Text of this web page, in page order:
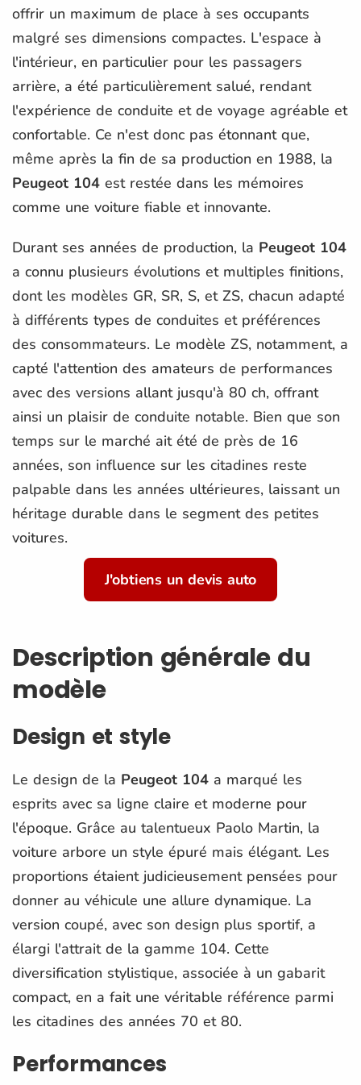
offrir un maximum de place à ses occupants
malgré ses dimensions compactes. L'espace à
l'intérieur, en particulier pour les passagers
arrière, a été particulièrement salué, rendant
l'expérience de conduite et de voyage agréable et
confortable. Ce n'est donc pas étonnant que,
même après la fin de sa production en 1988, la
Peugeot 104 est restée dans les mémoires
comme une voiture fiable et innovante.
Durant ses années de production, la Peugeot 104
a connu plusieurs évolutions et multiples finitions,
dont les modèles GR, SR, S, et ZS, chacun adapté
à différents types de conduites et préférences
des consommateurs. Le modèle ZS, notamment, a
capté l'attention des amateurs de performances
avec des versions allant jusqu'à 80 ch, offrant
ainsi un plaisir de conduite notable. Bien que son
temps sur le marché ait été de près de 16
années, son influence sur les citadines reste
palpable dans les années ultérieures, laissant un
héritage durable dans le segment des petites
voitures.
J'obtiens un devis auto
Description générale du
modèle
Design et style
Le design de la Peugeot 104 a marqué les
esprits avec sa ligne claire et moderne pour
l'époque. Grâce au talentueux Paolo Martin, la
voiture arbore un style épuré mais élégant. Les
proportions étaient judicieusement pensées pour
donner au véhicule une allure dynamique. La
version coupé, avec son design plus sportif, a
élargi l'attrait de la gamme 104. Cette
diversification stylistique, associée à un gabarit
compact, en a fait une véritable référence parmi
les citadines des années 70 et 80.
Performances